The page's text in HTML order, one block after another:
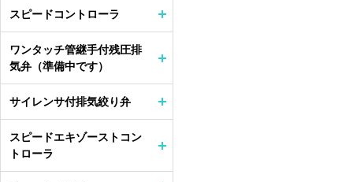
スピードコントローラ
ワンタッチ管継手付残圧排
気弁（準備中です）
サイレンサ付排気絞り弁
スピードエキゾーストコン
トローラ